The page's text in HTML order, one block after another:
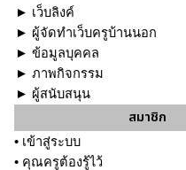
► เว็บลิงค์
► ผู้จัดทำเว็บครูบ้านนอก
► ข้อมูลบุคคล
► ภาพกิจกรรม
► ผู้สนับสนุน
สมาชิก
• เข้าสู่ระบบ
• คุณครูต้องรู้ไว้